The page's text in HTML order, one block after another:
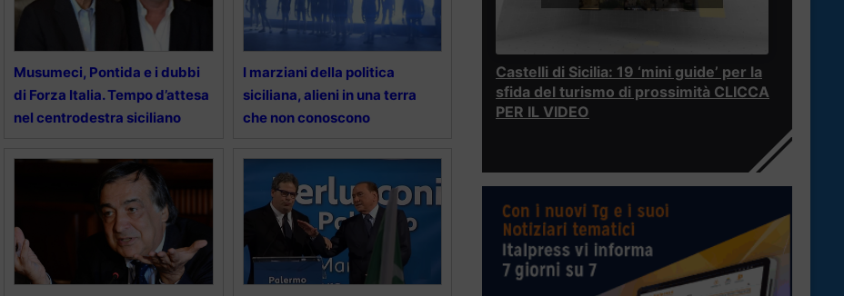
Musumeci, Pontida e i dubbi
di Forza Italia. Tempo d’attesa
nel centrodestra siciliano
I marziani della politica
siciliana, alieni in una terra
che non conoscono
Castelli di Sicilia: 19 ‘mini guide’ per la
sfida del turismo di prossimità CLICCA
PER IL VIDEO